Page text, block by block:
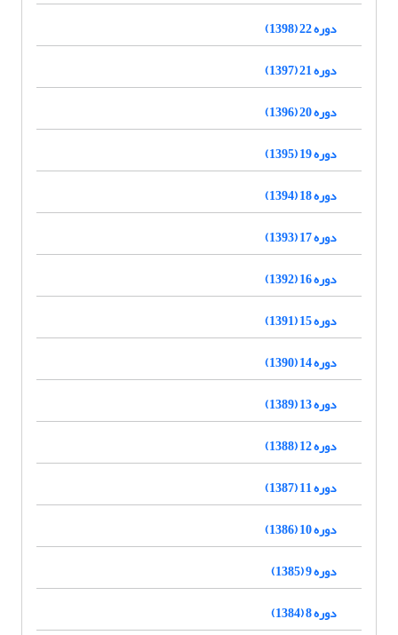
دوره 22 (1398)
دوره 21 (1397)
دوره 20 (1396)
دوره 19 (1395)
دوره 18 (1394)
دوره 17 (1393)
دوره 16 (1392)
دوره 15 (1391)
دوره 14 (1390)
دوره 13 (1389)
دوره 12 (1388)
دوره 11 (1387)
دوره 10 (1386)
دوره 9 (1385)
دوره 8 (1384)